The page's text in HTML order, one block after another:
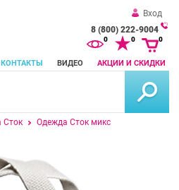
Вход
8 (800) 222-9004
КОНТАКТЫ ВИДЕО АКЦИИ И СКИДКИ
0 0 0
Сток Одежда Сток микс